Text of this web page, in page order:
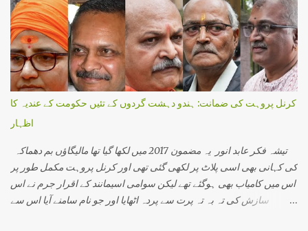
کرنل پروہت کی ضمانت: ہندو دہشت گردوں کے تئیں حکومت کے عندیہ کا
اظہار
کی کہانی بھی اسی پلاٹ پر لکھی گئی تھی اور کرنل پروہت مکمل طور پر
اس میں کامیاب بھی ہوگئے تھے لیکن سوامی اسیمانند کے اقرار جرم نے اس
سازش کی تہ بہ تہ پرت سے پردہ اٹھایا اور جو نام سامنے آیا اس سے